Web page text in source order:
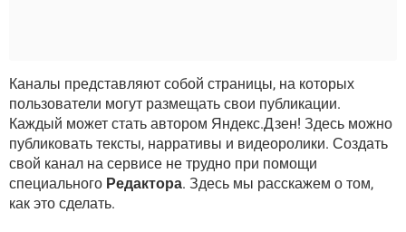
Каналы представляют собой страницы, на которых
пользователи могут размещать свои публикации.
Каждый может стать автором Яндекс.Дзен! Здесь можно
публиковать тексты, нарративы и видеоролики. Создать
свой канал на сервисе не трудно при помощи
специального Редактора. Здесь мы расскажем о том,
как это сделать.